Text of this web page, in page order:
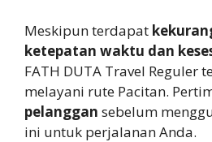
Meskipun terdapat
ketepatan waktu dan
FATH DUTA Travel Reguler
melayani rute Pacitan.
pelanggan sebelum
ini untuk perjalanan Anda.